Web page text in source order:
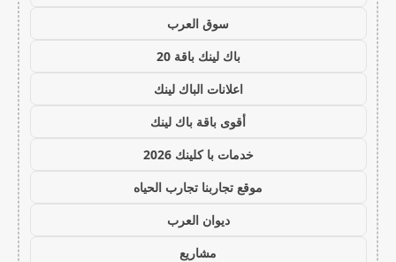
سوق العرب
باك لينك باقة 20
اعلانات الباك لينك
أقوى باقة باك لينك
خدمات با كلينك 2026
موقع تجاربنا تجارب الحياه
ديوان العرب
مشاريع